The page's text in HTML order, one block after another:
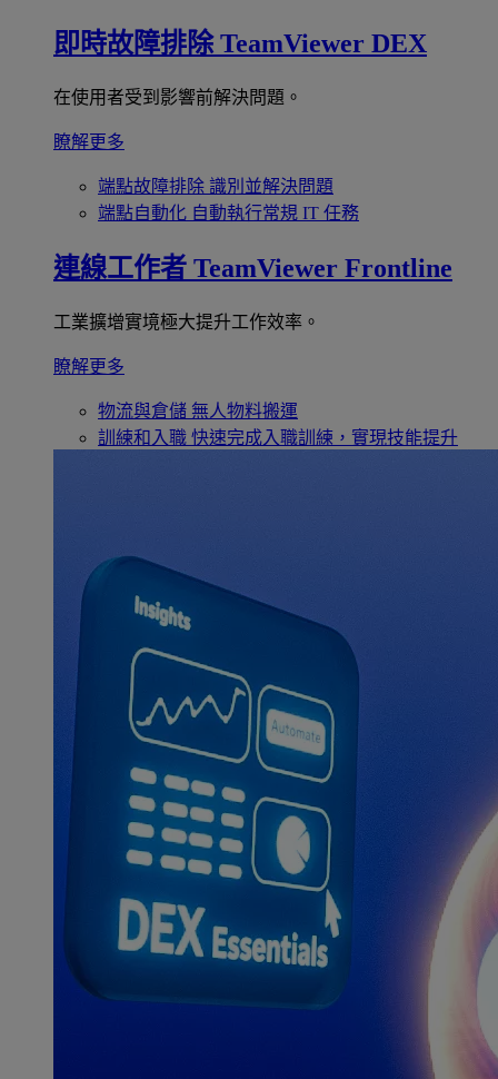
即時故障排除 TeamViewer DEX
在使用者受到影響前解決問題。
瞭解更多
端點故障排除 識別並解決問題
端點自動化 自動執行常規 IT 任務
連線工作者 TeamViewer Frontline
工業擴增實境極大提升工作效率。
瞭解更多
物流與倉儲 無人物料搬運
訓練和入職 快速完成入職訓練，實現技能提升